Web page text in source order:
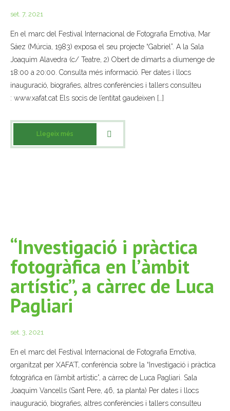
set. 7, 2021
En el marc del Festival Internacional de Fotografia Emotiva, Mar
Sáez (Múrcia, 1983) exposa el seu projecte “Gabriel”. A la Sala
Joaquim Alavedra (c/ Teatre, 2) Obert de dimarts a diumenge de
18:00 a 20:00. Consulta més informació. Per dates i llocs
inauguració, biografies, altres conferències i tallers consulteu
: www.xafat.cat Els socis de l’entitat gaudeixen […]
Llegeix més
“Investigació i pràctica
fotogràfica en l’àmbit
artístic”, a càrrec de Luca
Pagliari
set. 3, 2021
En el marc del Festival Internacional de Fotografia Emotiva,
organitzat per XAFA’T, conferència sobre la “Investigació i pràctica
fotogràfica en l’àmbit artístic”, a càrrec de Luca Pagliari. Sala
Joaquim Vancells (Sant Pere, 46, 1a planta) Per dates i llocs
inauguració, biografies, altres conferències i tallers consulteu